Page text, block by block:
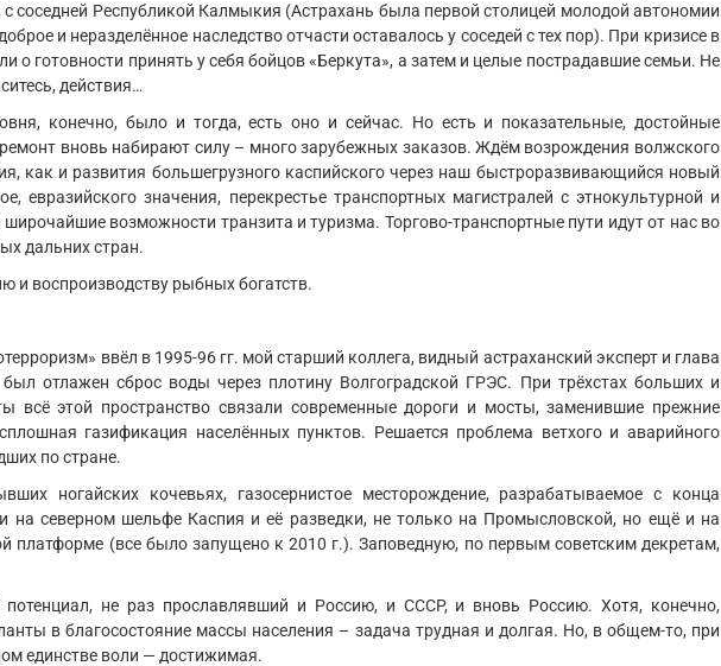
соседней Республикой Калмыкия (Астрахань была первой столицей молодой автономии
и неразделённое наследство отчасти оставалось у соседей с тех пор). При кризисе в
о готовности принять у себя бойцов «Беркута», а затем и целые пострадавшие семьи. Не
действия…
конечно, было и тогда, есть оно и сейчас. Но есть и показательные, достойные
вновь набирают силу – много зарубежных заказов. Ждём возрождения волжского
как и развития большегрузного каспийского через наш быстроразвивающийся новый
евразийского значения, перекрестье транспортных магистралей с этнокультурной и
возможности транзита и туризма. Торгово-транспортные пути идут от нас во
дальних стран.
и воспроизводству рыбных богатств.
ввёл в 1995-96 гг. мой старший коллега, видный астраханский эксперт и глава
отлажен сброс воды через плотину Волгоградской ГРЭС. При трёхстах больших и
всё этой пространство связали современные дороги и мосты, заменившие прежние
газификация населённых пунктов. Решается проблема ветхого и аварийного
по стране.
ногайских кочевьях, газосернистое месторождение, разрабатываемое с конца
на северном шельфе Каспия и её разведки, не только на Промысловской, но ещё и на
платформе (все было запущено к 2010 г.). Заповедную, по первым советским декретам,
не раз прославлявший и Россию, и СССР, и вновь Россию. Хотя, конечно,
в благосостояние массы населения – задача трудная и долгая. Но, в общем-то, при
единстве воли — достижимая.